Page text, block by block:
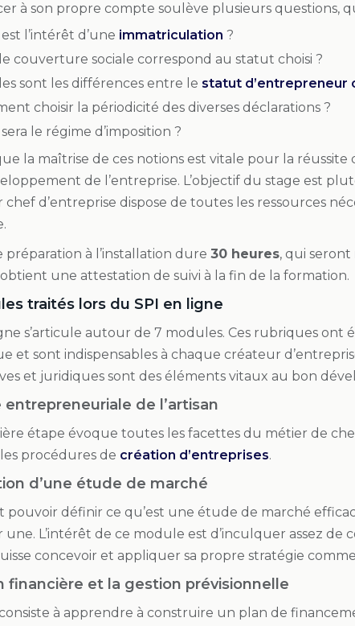
à son propre compte soulève plusieurs questions,
l’intérêt d’une immatriculation ?
couverture sociale correspond au statut choisi ?
sont les différences entre le statut d’entrepreneur
choisir la périodicité des diverses déclarations ?
le régime d’imposition ?
la maîtrise de ces notions est vitale pour la
de l’entreprise. L’objectif du stage est
d’entreprise dispose de toutes les ressources
préparation à l’installation dure 30 heures, qui seront
obtient une attestation de suivi à la fin de la formation.
traités lors du SPI en ligne
s’articule autour de 7 modules. Ces rubriques
et sont indispensables à chaque créateur
et juridiques sont des éléments vitaux au bon
entrepreneuriale de l’artisan
étape évoque toutes les facettes du métier de chef
procédures de création d’entreprises.
d’une étude de marché
pouvoir définir ce qu’est une étude de marché
une. L’intérêt de ce module est d’inculquer assez de
concevoir et appliquer sa propre stratégie
financière et la gestion prévisionnelle
à apprendre à construire un plan de